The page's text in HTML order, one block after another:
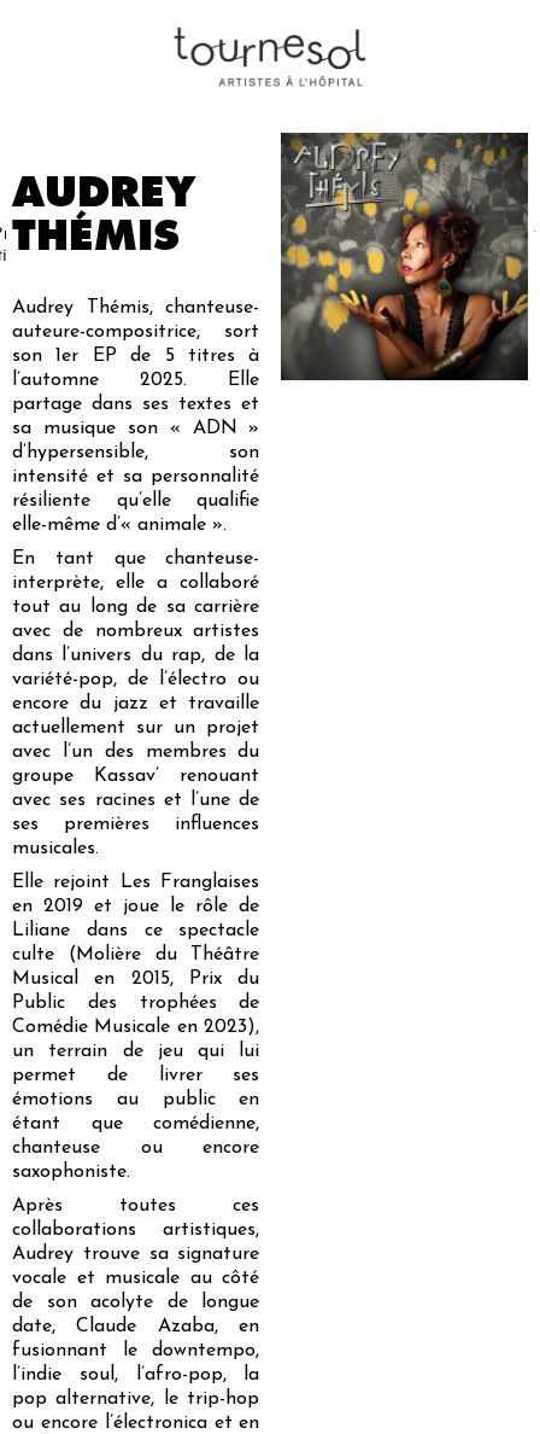
Nos
artistes
Nous
soutenir
Presse Contact
AUDREY
THÉMIS
Audrey Thémis, chanteuse-
auteure-compositrice, sort
son 1er EP de 5 titres à
l’automne 2025. Elle
partage dans ses textes et
sa musique son « ADN »
d’hypersensible, son
intensité et sa personnalité
résiliente qu’elle qualifie
elle-même d’« animale ».
En tant que chanteuse-
interprète, elle a collaboré
tout au long de sa carrière
avec de nombreux artistes
dans l’univers du rap, de la
variété-pop, de l’électro ou
encore du jazz et travaille
actuellement sur un projet
avec l’un des membres du
groupe Kassav’ renouant
avec ses racines et l’une de
ses premières influences
musicales.
Elle rejoint Les Franglaises
en 2019 et joue le rôle de
Liliane dans ce spectacle
culte (Molière du Théâtre
Musical en 2015, Prix du
Public des trophées de
Comédie Musicale en 2023),
un terrain de jeu qui lui
permet de livrer ses
émotions au public en
étant que comédienne,
chanteuse ou encore
saxophoniste.
Après toutes ces
collaborations artistiques,
Audrey trouve sa signature
vocale et musicale au côté
de son acolyte de longue
date, Claude Azaba, en
fusionnant le downtempo,
l’indie soul, l’afro-pop, la
pop alternative, le trip-hop
ou encore l’électronica et en